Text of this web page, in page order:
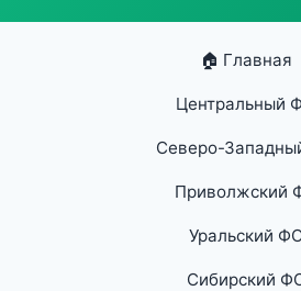
🏠 Главная
Центральный
Северо-
Приволжский
Уральский
Сибирский